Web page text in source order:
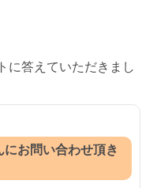
に答えていただきまし
お問い合わせ頂き